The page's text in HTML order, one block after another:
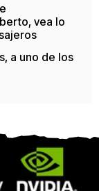
vea lo
a uno de los